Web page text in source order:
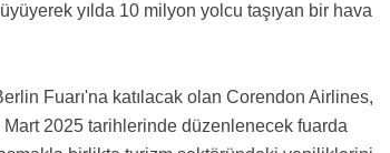
yılda 10 milyon yolcu taşıyan bir hava
Fuarı'na katılacak olan Corendon Airlines,
Mart 2025 tarihlerinde düzenlenecek fuarda